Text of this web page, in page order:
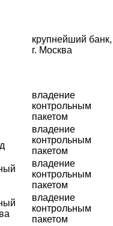
крупнейший банк,
г. Москва
владение
контрольным
пакетом
владение
контрольным
пакетом
владение
контрольным
пакетом
владение
контрольным
пакетом